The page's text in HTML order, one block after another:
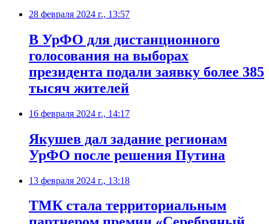
28 февраля 2024 г., 13:57
В УрФО для дистанционного
голосования на выборах
президента подали заявку более 385
тысяч жителей
16 февраля 2024 г., 14:17
Якушев дал задание регионам
УрФО после решения Путина
13 февраля 2024 г., 13:18
ТМК стала территориальным